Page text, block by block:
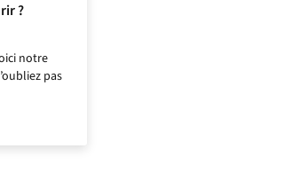
?
notre
pas